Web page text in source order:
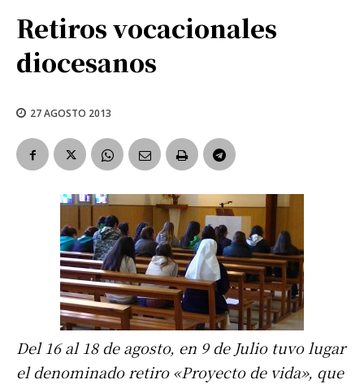
Retiros vocacionales
diocesanos
27 AGOSTO 2013
Del 16 al 18 de agosto, en 9 de Julio tuvo lugar
el denominado retiro «Proyecto de vida», que